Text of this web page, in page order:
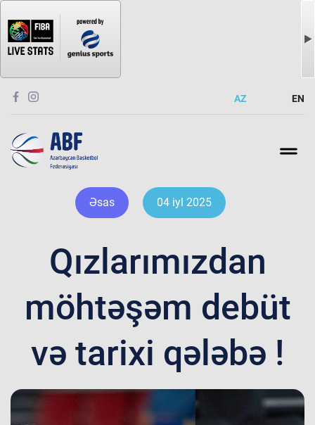
AZ EN
Əsas 04 iyl 2025
Qızlarımızdan
möhtəşəm debüt
və tarixi qələbə !